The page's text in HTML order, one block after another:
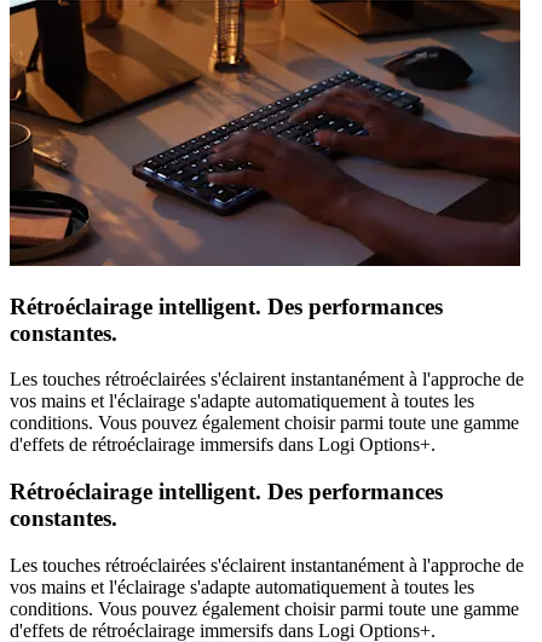
Rétroéclairage intelligent. Des performances
constantes.
Les touches rétroéclairées s'éclairent instantanément à l'approche de
vos mains et l'éclairage s'adapte automatiquement à toutes les
conditions. Vous pouvez également choisir parmi toute une gamme
d'effets de rétroéclairage immersifs dans Logi Options+.
Rétroéclairage intelligent. Des performances
constantes.
Les touches rétroéclairées s'éclairent instantanément à l'approche de
vos mains et l'éclairage s'adapte automatiquement à toutes les
conditions. Vous pouvez également choisir parmi toute une gamme
d'effets de rétroéclairage immersifs dans Logi Options+.